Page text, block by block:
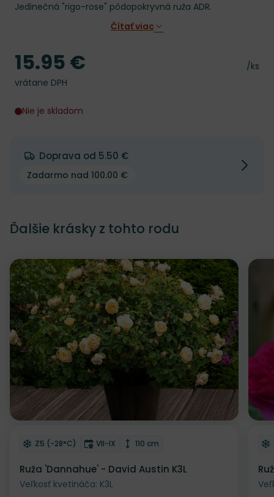
Jedinečná "rigo-rose" pôdopokryvná ruža ADR.
Čítať viac
Cena
/ks
Cena
15.95 €
vrátane DPH
Nie je skladom
Doprava od 5.50 €
Zadarmo nad 100.00 €
Ďalšie krásky z tohto rodu
Odober do zoznamu želaní
Mrazuvzdornosť
Z5 (-28°C) Doba kvitnutia
VII-IX Výška rastliny
110 cm
Ruža 'Dannahue' - David Austin K3L
Veľkosť kvetináča: K3L